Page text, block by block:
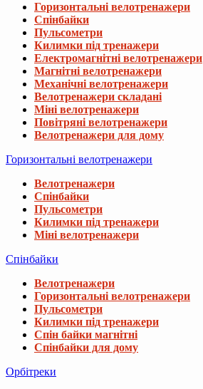
Горизонтальні велотренажери
Спінбайки
Пульсометри
Килимки під тренажери
Електромагнітні велотренажери
Магнітні велотренажери
Механічні велотренажери
Велотренажери складані
Міні велотренажери
Повітряні велотренажери
Велотренажери для дому
Горизонтальні велотренажери
Велотренажери
Спінбайки
Пульсометри
Килимки під тренажери
Міні велотренажери
Спінбайки
Велотренажери
Горизонтальні велотренажери
Пульсометри
Килимки під тренажери
Спін байки магнітні
Спінбайки для дому
Орбітреки